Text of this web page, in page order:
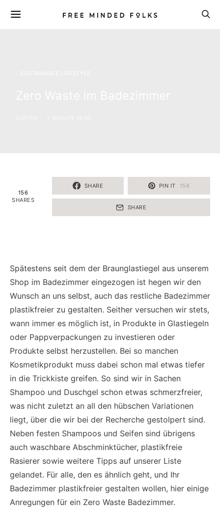
156
SHARES
SHARE PIN IT 156
SHARE
Spätestens seit dem der Braunglastiegel aus unserem
Shop im Badezimmer eingezogen ist hegen wir den
Wunsch an uns selbst, auch das restliche Badezimmer
plastikfreier zu gestalten. Seither versuchen wir stets,
wann immer es möglich ist, in Produkte in Glastiegeln
oder Pappverpackungen zu investieren oder
Produkte selbst herzustellen. Bei so manchen
Kosmetikprodukt muss dabei schon mal etwas tiefer
in die Trickkiste greifen. So sind wir in Sachen
Shampoo und Duschgel schon etwas schmerzfreier,
was nicht zuletzt an all den hübschen Variationen
liegt, über die wir bei der Recherche gestolpert sind.
Neben festen Shampoos und Seifen sind übrigens
auch waschbare Abschminktücher, plastikfreie
Rasierer sowie weitere Tipps auf unserer Liste
gelandet. Für alle, den es ähnlich geht, und Ihr
Badezimmer plastikfreier gestalten wollen, hier einige
Anregungen für ein Zero Waste Badezimmer.